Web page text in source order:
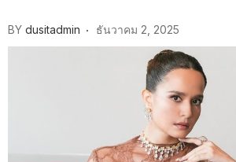
BY dusitadmin ธันวาคม 2, 2025